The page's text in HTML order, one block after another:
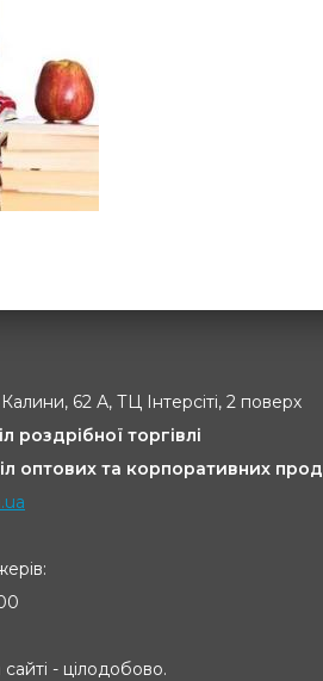
62 А, ТЦ Інтерсіті, 2 поверх
роздрібної торгівлі
оптових та корпоративних
- цілодобово.